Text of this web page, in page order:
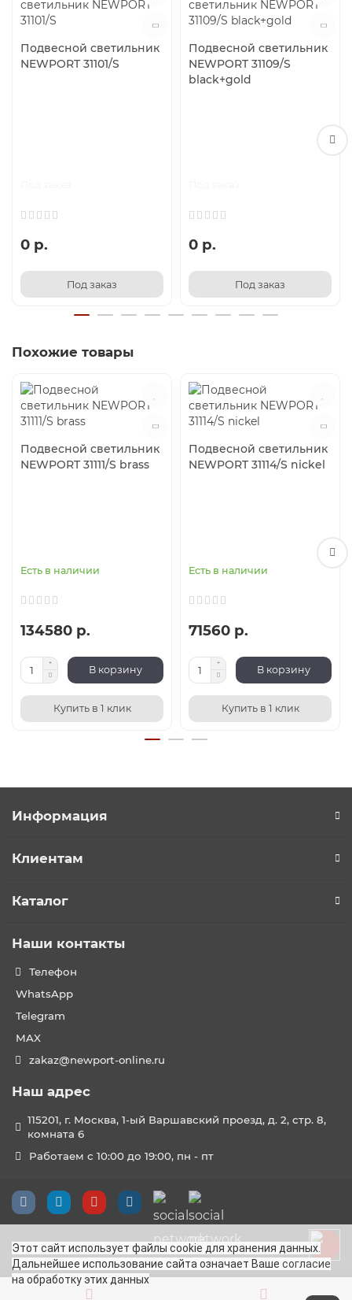
Подвесной светильник
NEWPORT 31101/S
0 р.
Под заказ
Подвесной светильник
NEWPORT 31109/S
black+gold
0 р.
Под заказ
Похожие товары
Подвесной светильник
NEWPORT 31111/S brass
Есть в наличии
134580 р.
В корзину
Купить в 1 клик
Подвесной светильник
NEWPORT 31114/S nickel
Есть в наличии
71560 р.
В корзину
Купить в 1 клик
Этот сайт использует файлы cookie для хранения данных.
Дальнейшее использование сайта означает Ваше согласие
на обработку этих данных
Информация
Клиентам
Каталог
Наши контакты
Телефон
WhatsApp
Telegram
MAX
zakaz@newport-online.ru
Наш адрес
115201, г. Москва, 1-ый Варшавский проезд, д. 2, стр. 8,
комната 6
Работаем с 10:00 до 19:00, пн - пт